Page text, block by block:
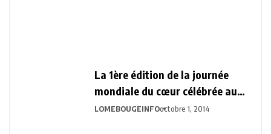
La 1ère édition de la journée
mondiale du cœur célébrée au
Togo
LOMEBOUGEINFOoctobre 1, 2014